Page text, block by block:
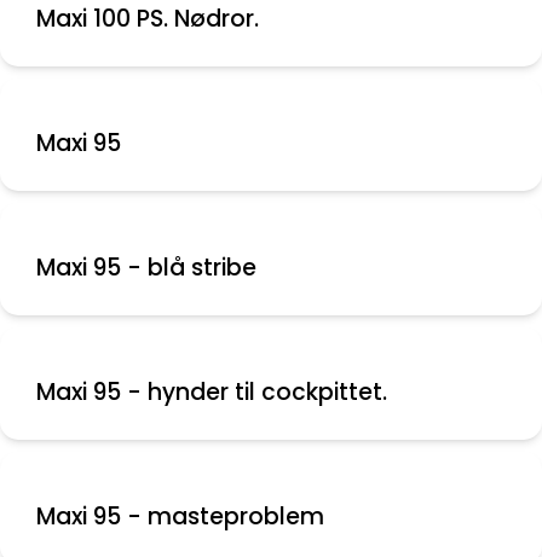
Maxi 100 PS. Nødror.
Maxi 95
Maxi 95 - blå stribe
Maxi 95 - hynder til cockpittet.
Maxi 95 - masteproblem